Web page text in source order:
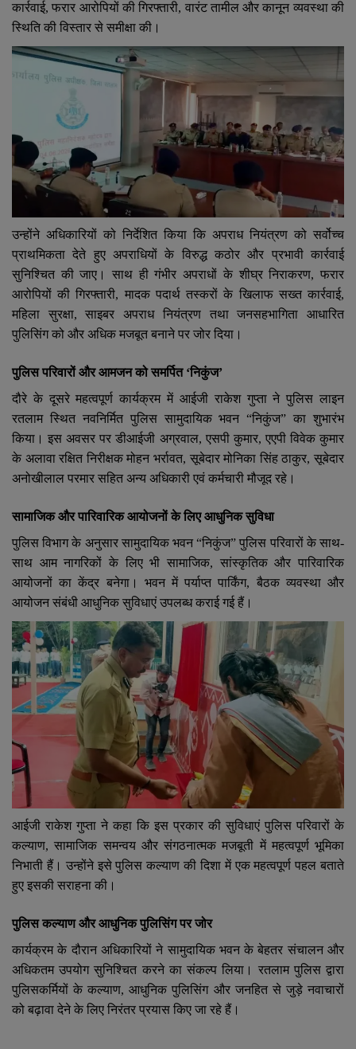
कार्रवाई,फरार आरोपियों की गिरफ्तारी, वारंट तामील और कानून व्यवस्था की
स्थिति की विस्तार से समीक्षा की।
उन्होंने अधिकारियों को निर्देशित किया कि अपराध नियंत्रण को सर्वोच्च
प्राथमिकता देते हुए अपराधियों के विरुद्ध कठोर और प्रभावी कार्रवाई
सुनिश्चित की जाए। साथ ही गंभीर अपराधों के शीघ्र निराकरण,फरार
आरोपियों की गिरफ्तारी, मादक पदार्थ तस्करों के खिलाफ सख्त कार्रवाई,
महिला सुरक्षा,साइबर अपराध नियंत्रण तथा जनसहभागिता आधारित
पुलिसिंग को और अधिक मजबूत बनाने पर जोर दिया।
पुलिस परिवारों और आमजन को समर्पित ‘निकुंज’
दौरे के दूसरे महत्वपूर्ण कार्यक्रम में आईजी राकेश गुप्ता ने पुलिस लाइन
रतलाम स्थित नवनिर्मित पुलिस सामुदायिक भवन “निकुंज” का शुभारंभ
किया। इस अवसर पर डीआईजी अग्रवाल, एसपी कुमार, एएपी विवेक कुमार
के अलावा रक्षित निरीक्षक मोहन भर्रावत, सूबेदार मोनिका सिंह ठाकुर,सूबेदार
अनोखीलाल परमार सहित अन्य अधिकारी एवं कर्मचारी मौजूद रहे।
सामाजिक और पारिवारिक आयोजनों के लिए आधुनिक सुविधा
पुलिस विभाग के अनुसार सामुदायिक भवन “निकुंज” पुलिस परिवारों के साथ-
साथ आम नागरिकों के लिए भी सामाजिक, सांस्कृतिक और पारिवारिक
आयोजनों का केंद्र बनेगा। भवन में पर्याप्त पार्किंग, बैठक व्यवस्था और
आयोजन संबंधी आधुनिक सुविधाएं उपलब्ध कराई गई हैं।
आईजी राकेश गुप्ता ने कहा कि इस प्रकार की सुविधाएं पुलिस परिवारों के
कल्याण,सामाजिक समन्वय और संगठनात्मक मजबूती में महत्वपूर्ण भूमिका
निभाती हैं। उन्होंने इसे पुलिस कल्याण की दिशा में एक महत्वपूर्ण पहल बताते
हुए इसकी सराहना की।
पुलिस कल्याण और आधुनिक पुलिसिंग पर जोर
कार्यक्रम के दौरान अधिकारियों ने सामुदायिक भवन के बेहतर संचालन और
अधिकतम उपयोग सुनिश्चित करने का संकल्प लिया। रतलाम पुलिस द्वारा
पुलिसकर्मियों के कल्याण,आधुनिक पुलिसिंग और जनहित से जुड़े नवाचारों
को बढ़ावा देने के लिए निरंतर प्रयास किए जा रहे हैं।